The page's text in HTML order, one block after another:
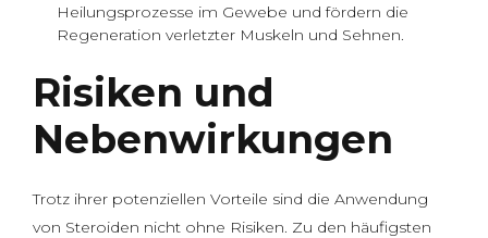
Heilungsprozesse im Gewebe und fördern die
Regeneration verletzter Muskeln und Sehnen.
Risiken und
Nebenwirkungen
Trotz ihrer potenziellen Vorteile sind die Anwendung
von Steroiden nicht ohne Risiken. Zu den häufigsten